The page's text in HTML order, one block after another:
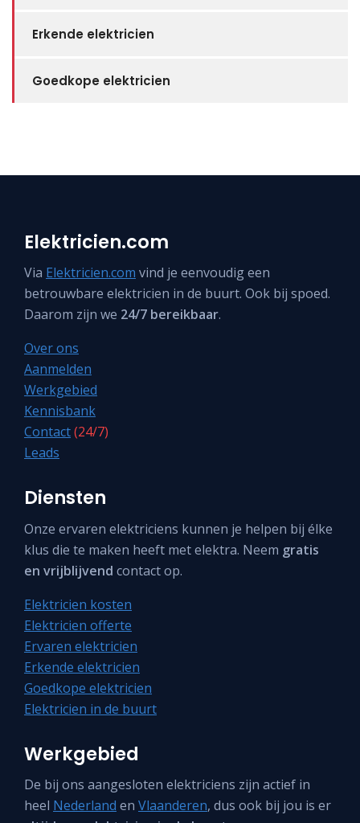
Erkende elektricien
Goedkope elektricien
Elektricien.com
Via Elektricien.com vind je eenvoudig een
betrouwbare elektricien in de buurt. Ook bij spoed.
Daarom zijn we 24/7 bereikbaar.
Over ons
Aanmelden
Werkgebied
Kennisbank
Contact(24/7)
Leads
Diensten
Onze ervaren elektriciens kunnen je helpen bij élke
klus die te maken heeft met elektra. Neem gratis
en vrijblijvend contact op.
Elektricien kosten
Elektricien offerte
Ervaren elektricien
Erkende elektricien
Goedkope elektricien
Elektricien in de buurt
Werkgebied
De bij ons aangesloten elektriciens zijn actief in
heel Nederland en Vlaanderen, dus ook bij jou is er